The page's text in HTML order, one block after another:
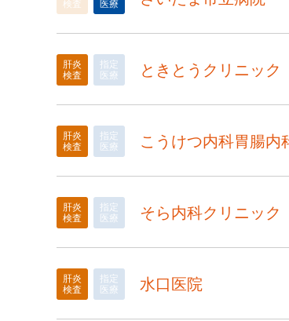
検査
医療
肝炎
検査
指定
医療
ときとうクリニック
肝炎
検査
指定
医療
こうけつ内科胃腸内
肝炎
検査
指定
医療
そら内科クリニック
肝炎
検査
指定
医療
水口医院